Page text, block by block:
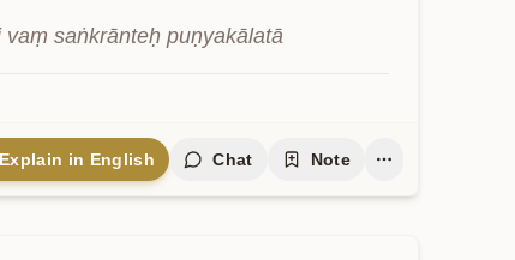
saṅkrānteḥ puṇyakālatā
Explain in English Chat Note